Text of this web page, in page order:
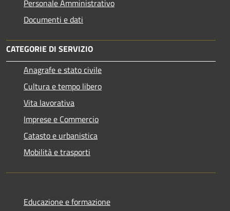
Personale Amministrativo
Documenti e dati
CATEGORIE DI SERVIZIO
Anagrafe e stato civile
Cultura e tempo libero
Vita lavorativa
Imprese e Commercio
Catasto e urbanistica
Mobilità e trasporti
Educazione e formazione